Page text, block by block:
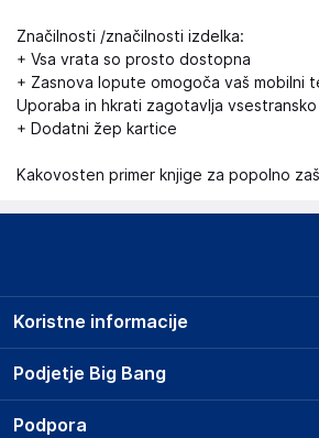
Značilnosti /značilnosti izdelka:
+ Vsa vrata so prosto dostopna
+ Zasnova lopute omogoča vaš mobilni
Uporaba in hkrati zagotavlja
+ Dodatni žep kartice
Kakovosten primer knjige za popolno
Podjetje Big Bang
O podjetju
Koristne informacije
Prodajna mesta
Storitve
Podpora